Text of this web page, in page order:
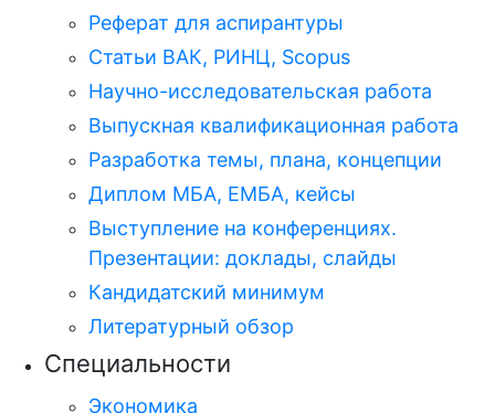
Реферат для аспирантуры
Статьи ВАК, РИНЦ, Scopus
Научно-исследовательская работа
Выпускная квалификационная работа
Разработка темы, плана, концепции
Диплом МБА, ЕМБА, кейсы
Выступление на конференциях.
Презентации: доклады, слайды
Кандидатский минимум
Литературный обзор
Специальности
Экономика